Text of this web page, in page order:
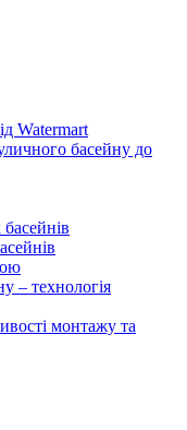
Watermart
басейну до
– технологія
монтажу та